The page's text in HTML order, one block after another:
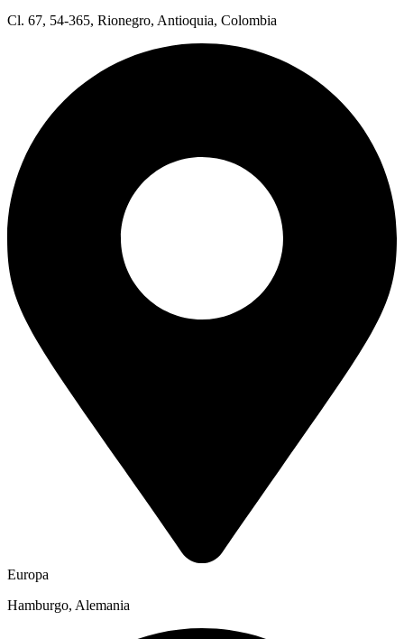
Cl. 67, 54-365, Rionegro, Antioquia, Colombia
Europa
Hamburgo, Alemania